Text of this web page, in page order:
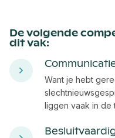
De volgende
dit vak:
Want je hebt
liggen vaak in de